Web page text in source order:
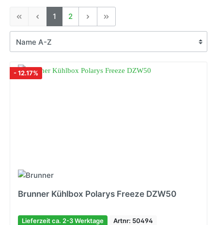
1 2
- 12.17%
Brunner Kühlbox Polarys Freeze DZW50
Lieferzeit ca. 2-3 Werktage Artnr: 50494